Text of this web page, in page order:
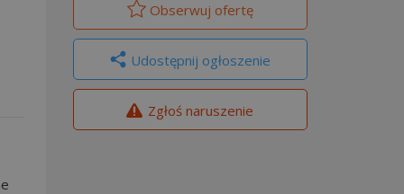
Obserwuj ofertę
Udostępnij ogłoszenie
Zgłoś naruszenie